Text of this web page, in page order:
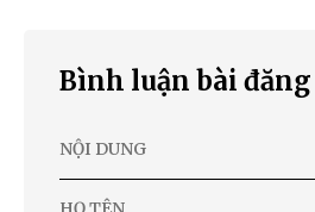
Bình luận bài đăng